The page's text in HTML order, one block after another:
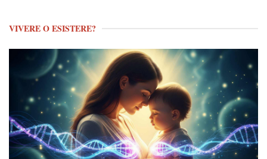
VIVERE O ESISTERE?